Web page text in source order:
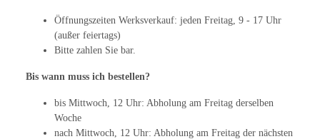
Öffnungszeiten Werksverkauf: jeden Freitag, 9 - 17 Uhr
(außer feiertags)
Bitte zahlen Sie bar.
Bis wann muss ich bestellen?
bis Mittwoch, 12 Uhr: Abholung am Freitag derselben
Woche
nach Mittwoch, 12 Uhr: Abholung am Freitag der nächsten